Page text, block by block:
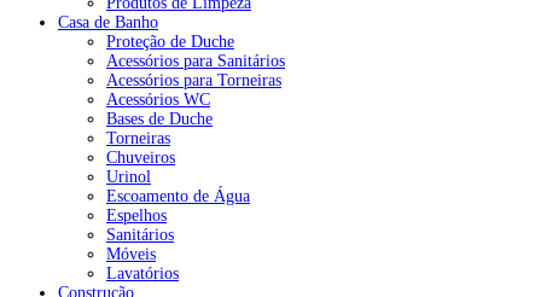
Casa de Banho
Proteção de Duche
Acessórios para Sanitários
Acessórios para Torneiras
Acessórios WC
Bases de Duche
Torneiras
Chuveiros
Urinol
Escoamento de Água
Espelhos
Sanitários
Móveis
Lavatórios
Construção